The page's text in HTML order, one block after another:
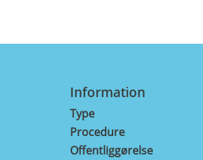
Information
Type
Procedure
Offentliggørelse